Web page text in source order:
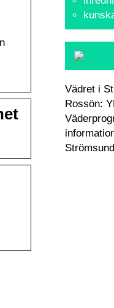
Vädret i
Rossön: